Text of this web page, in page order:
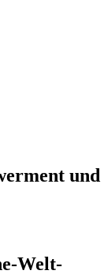
und
Welt-